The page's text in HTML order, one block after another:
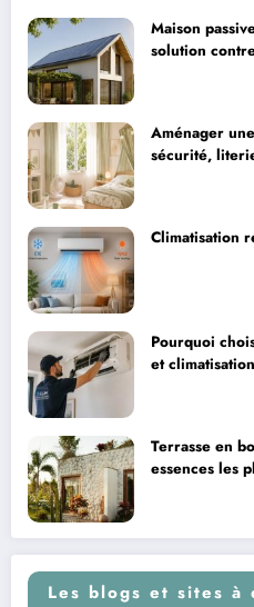
Maison
solution
Aménager
sécurité,
Climatisation
Pourquoi
et
Terrasse en
essences les
Les blogs et sites à